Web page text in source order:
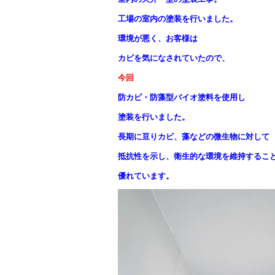
工場の室内の塗装を行いました。
環境が悪く、お客様は
カビを気になされていたので、
今回
防カビ・防藻型バイオ塗料を使用し
塗装を行いました。
長期に亘りカビ、藻などの微生物に対して
抵抗性を示し、衛生的な環境を維持するこ
優れています。